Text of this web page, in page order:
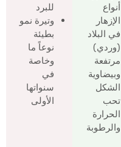
أنواع
الإزهار
في البلاد
(وردي)
مرتفعة
وبيضاوية
الشكل
تحب
الحرارة
والرطوبة
للبرد
وتيرة نمو
بطيئة
نوعاً ما
وخاصة
في
سنواتها
الأولى